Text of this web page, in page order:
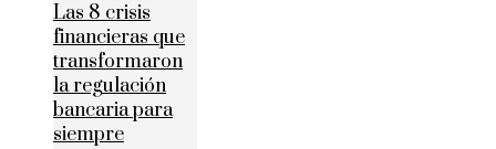
Las 8 crisis
financieras que
transformaron
la regulación
bancaria para
siempre